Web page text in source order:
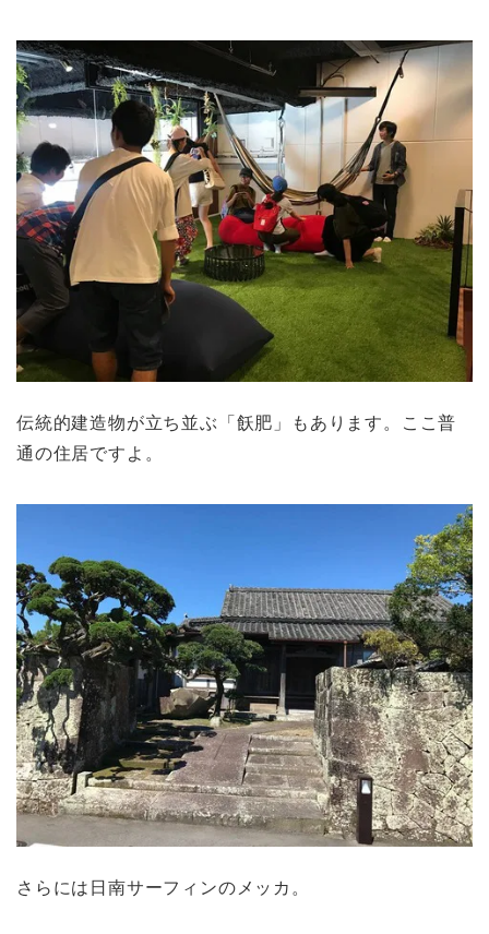
伝統的建造物が立ち並ぶ「飫肥」もあります。ここ普
通の住居ですよ。
さらには日南サーフィンのメッカ。